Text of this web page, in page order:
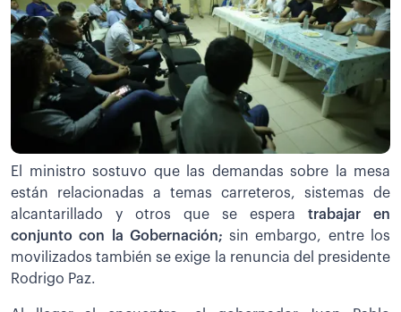
El ministro sostuvo que las demandas sobre la mesa
están relacionadas a temas carreteros, sistemas de
alcantarillado y otros que se espera trabajar en
conjunto con la Gobernación;sin embargo, entre los
movilizados también se exige la renuncia del presidente
Rodrigo Paz.